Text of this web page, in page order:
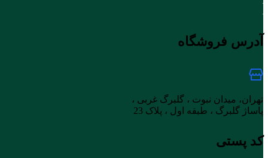
آدرس فروشگاه
تهران، میدان نبوت ، گلبرگ غربی ،
پاساژ گلبرگ ، طبقه اول ، پلاک 23
کد پستی